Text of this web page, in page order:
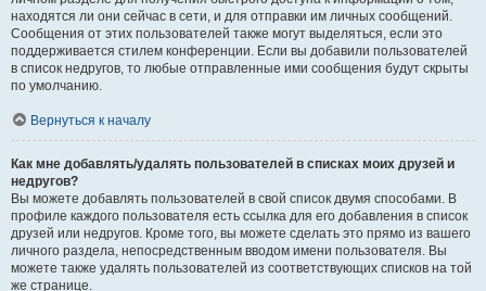
находятся ли они сейчас в сети, и для отправки им личных сообщений.
Сообщения от этих пользователей также могут выделяться, если это
поддерживается стилем конференции. Если вы добавили пользователей
в список недругов, то любые отправленные ими сообщения будут скрыты
по умолчанию.
Вернуться к началу
Как мне добавлять/удалять пользователей в списках моих друзей и
недругов?
Вы можете добавлять пользователей в свой список двумя способами. В
профиле каждого пользователя есть ссылка для его добавления в список
друзей или недругов. Кроме того, вы можете сделать это прямо из вашего
личного раздела, непосредственным вводом имени пользователя. Вы
можете также удалять пользователей из соответствующих списков на той
же странице.